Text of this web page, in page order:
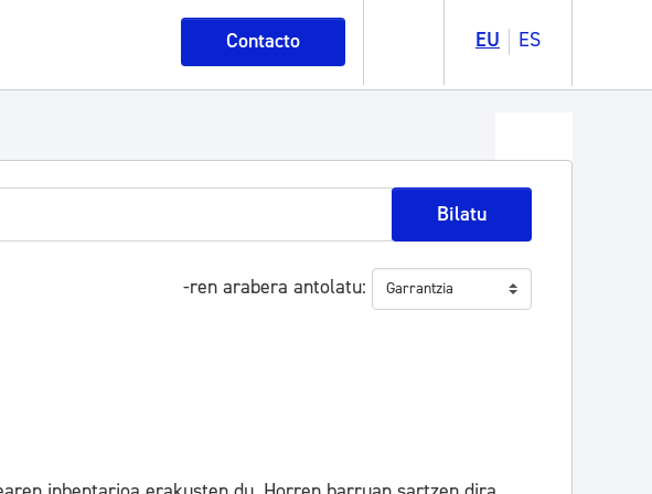
Contacto
EU ES
Bilatu
-ren arabera antolatu